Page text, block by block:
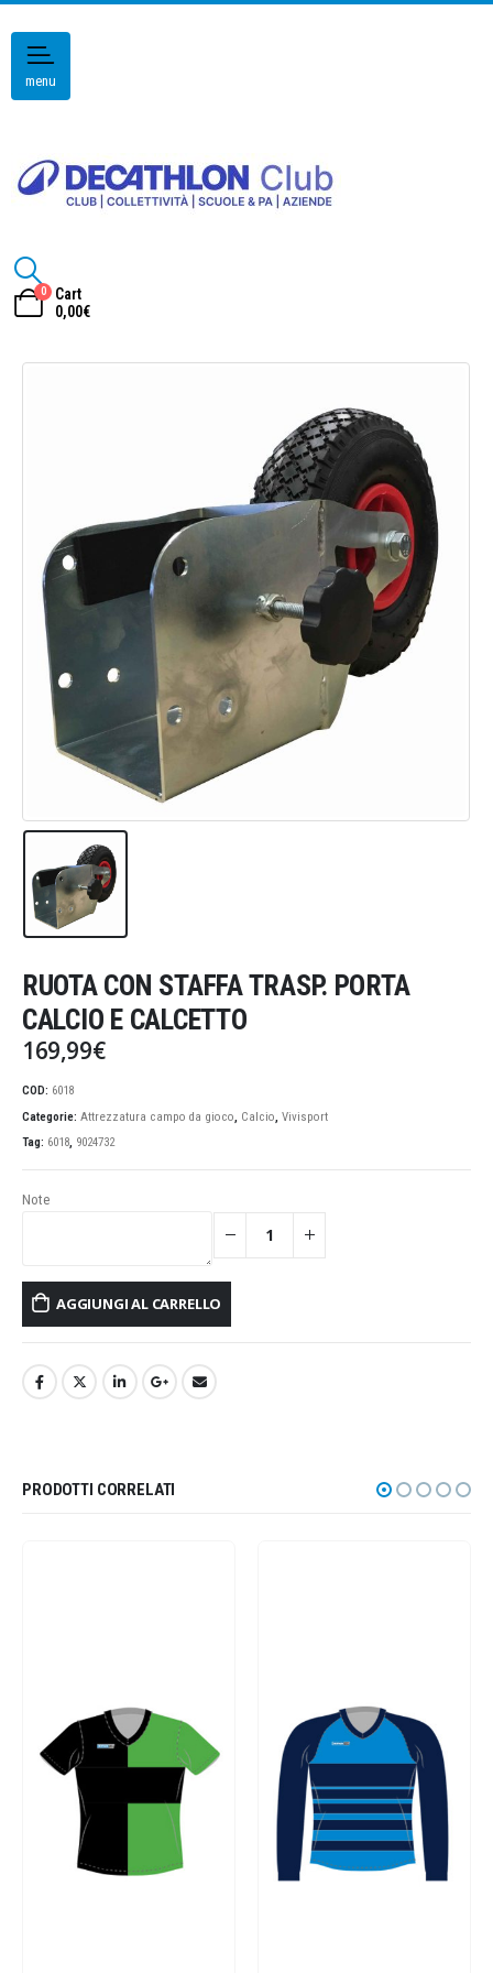
menu
0
Cart
0,00€
RUOTA CON STAFFA TRASP. PORTA
CALCIO E CALCETTO
169,99€
COD: 6018
Categorie: Attrezzatura campo da gioco Calcio Vivisport
Tag: 6018, 9024732
Note
AGGIUNGI AL CARRELLO
PRODOTTI CORRELATI